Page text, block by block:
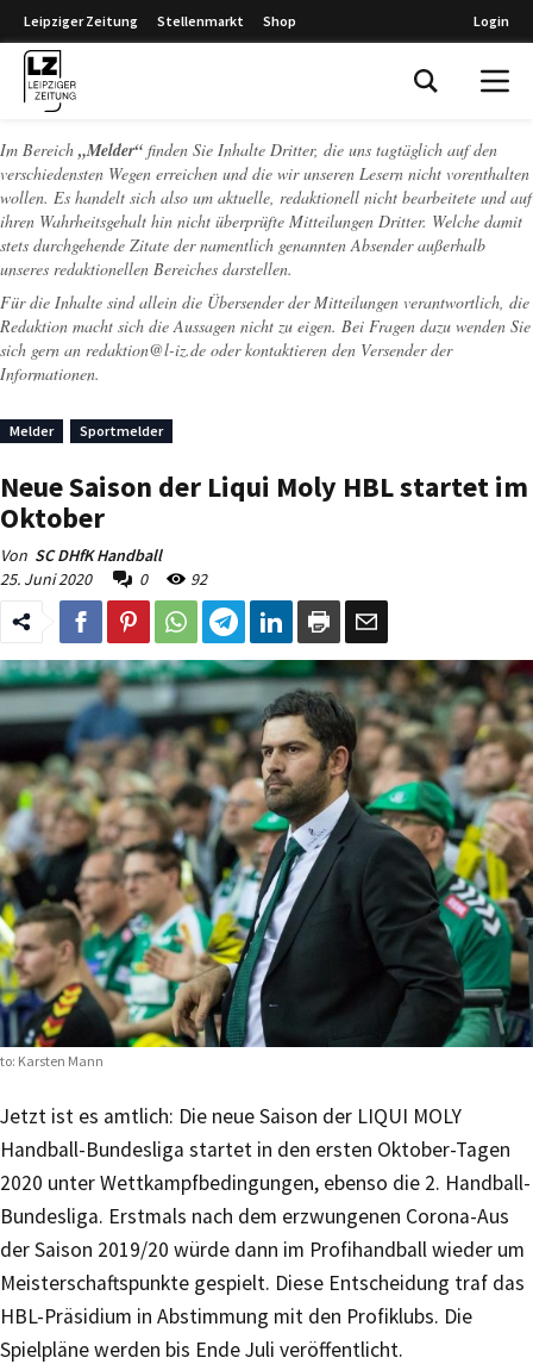
Leipziger Zeitung Stellenmarkt Shop Login
Im Bereich „Melder“ finden Sie Inhalte Dritter, die uns tagtäglich auf den
verschiedensten Wegen erreichen und die wir unseren Lesern nicht vorenthalten
wollen. Es handelt sich also um aktuelle, redaktionell nicht bearbeitete und auf
ihren Wahrheitsgehalt hin nicht überprüfte Mitteilungen Dritter. Welche damit
stets durchgehende Zitate der namentlich genannten Absender außerhalb
unseres redaktionellen Bereiches darstellen.
Für die Inhalte sind allein die Übersender der Mitteilungen verantwortlich, die
Redaktion macht sich die Aussagen nicht zu eigen. Bei Fragen dazu wenden Sie
sich gern an redaktion@l-iz.de oder kontaktieren den Versender der
Informationen.
Melder Sportmelder
Neue Saison der Liqui Moly HBL startet im
Oktober
Von SC DHfK Handball
25. Juni 2020
0 92
Karsten Mann
Jetzt ist es amtlich: Die neue Saison der LIQUI MOLY
Handball-Bundesliga startet in den ersten Oktober-Tagen
2020 unter Wettkampfbedingungen, ebenso die 2. Handball-
Bundesliga. Erstmals nach dem erzwungenen Corona-Aus
der Saison 2019/20 würde dann im Profihandball wieder um
Meisterschaftspunkte gespielt. Diese Entscheidung traf das
HBL-Präsidium in Abstimmung mit den Profiklubs. Die
Spielpläne werden bis Ende Juli veröffentlicht.